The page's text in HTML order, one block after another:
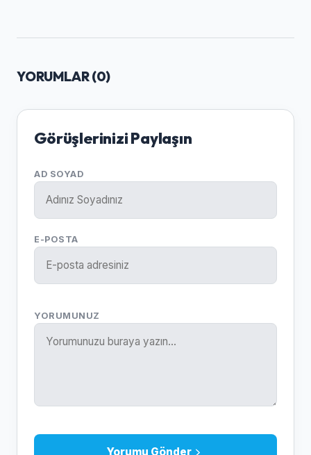
YORUMLAR (0)
Görüşlerinizi Paylaşın
AD SOYAD
E-POSTA
YORUMUNUZ
Yorumu Gönder